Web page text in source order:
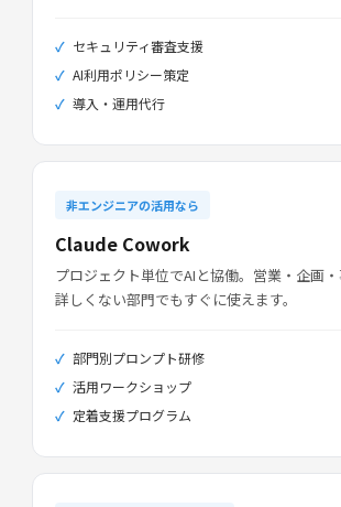
セキュリティ審査支援
AI利用ポリシー策定
導入・運用代行
非エンジニアの活用なら
Claude Cowork
プロジェクト単位でAIと協働。営業・企画
詳しくない部門でもすぐに使えます。
部門別プロンプト研修
活用ワークショップ
定着支援プログラム